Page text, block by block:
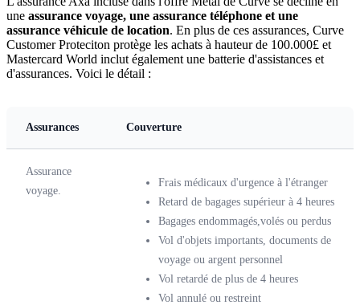
une assurance voyage, une assurance téléphone et une
assurance véhicule de location. En plus de ces assurances, Curve
Customer Proteciton protège les achats à hauteur de 100.000£ et
Mastercard World inclut également une batterie d'assistances et
d'assurances. Voici le détail :
Assurances Couverture
Assurance
voyage.
Frais médicaux d'urgence à l'étranger
Retard de bagages supérieur à 4 heures
Bagages endommagés,volés ou perdus
Vol d'objets importants, documents de
voyage ou argent personnel
Vol retardé de plus de 4 heures
Vol annulé ou restreint